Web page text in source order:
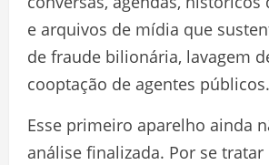
e arquivos de mídia que
de fraude bilionária, lavagem
cooptação de agentes públicos.
Esse primeiro aparelho ainda
análise finalizada. Por se tratar